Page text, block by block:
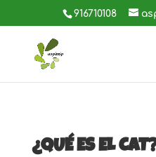
916710108
¿QUÉ ES EL